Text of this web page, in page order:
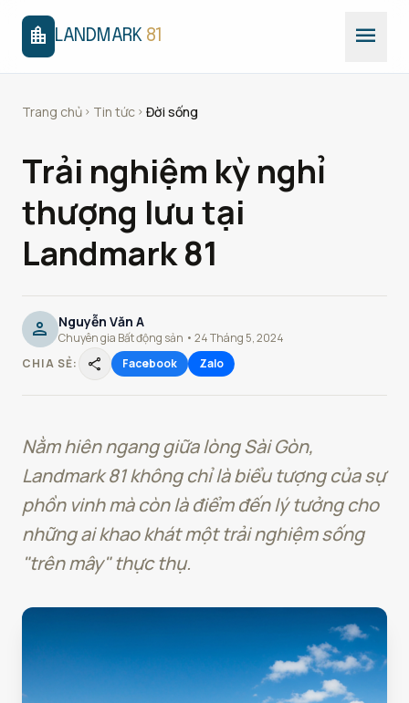
location_city LANDMARK 81 menu
Trang chủ chevron_right Tin tức chevron_right Đời sống
Trải nghiệm kỳ nghỉ
thượng lưu tại
Landmark 81
person Nguyễn Văn A
Chuyên gia Bất động sản • 24 Tháng 5, 2024
CHIA SẺ:
share Facebook Zalo
Nằm hiên ngang giữa lòng Sài Gòn,
Landmark 81 không chỉ là biểu tượng của sự
phồn vinh mà còn là điểm đến lý tưởng cho
những ai khao khát một trải nghiệm sống
"trên mây" thực thụ.